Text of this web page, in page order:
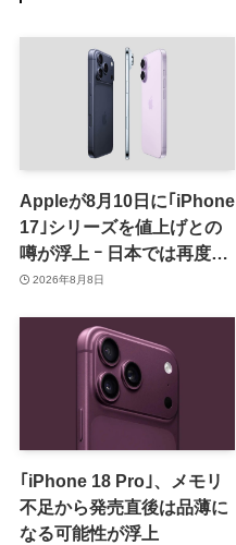
Appleが8月10日に｢iPhone
17｣シリーズを値上げとの
噂が浮上 ｰ 日本では再度値
上げの可能性も?!
2026年8月8日
｢iPhone 18 Pro｣、メモリ
不足から発売直後は品薄に
なる可能性が浮上